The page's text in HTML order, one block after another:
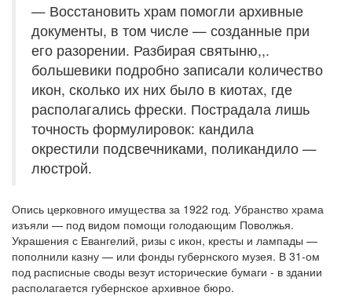
— Восстановить храм помогли архивные
документы, в том числе — созданные при
его разорении. Разбирая святыню,,.
большевики подробно записали количество
икон, сколько их них было в киотах, где
располагались фрески. Пострадала лишь
точность формулировок: кандила
окрестили подсвечниками, поликандило —
люстрой.
Опись церковного имущества за 1922 год. Убранство храма
изъяли — под видом помощи голодающим Поволжья.
Украшения с Евангелий, ризы с икон, кресты и лампады —
пополнили казну — или фонды губернского музея. В 31-ом
под расписные своды везут исторические бумаги - в здании
располагается губернское архивное бюро.